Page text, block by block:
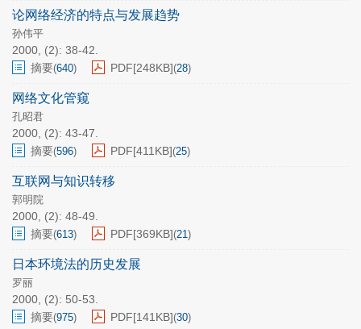
论网络经济的特点与发展趋势
孙伟平
2000, (2): 38-42.
摘要(640) PDF[248KB](28)
网络文化管窥
孔昭君
2000, (2): 43-47.
摘要(596) PDF[411KB](25)
互联网与知识转移
郭明院
2000, (2): 48-49.
摘要(613) PDF[369KB](21)
日本环境法的历史发展
罗丽
2000, (2): 50-53.
摘要(975) PDF[141KB](30)